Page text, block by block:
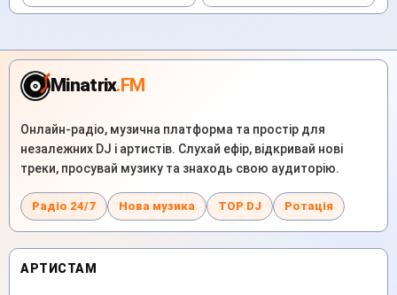
Minatrix.FM
Онлайн-радіо, музична платформа та простір для
незалежних DJ і артистів. Слухай ефір, відкривай нові
треки, просувай музику та знаходь свою аудиторію.
Радіо 24/7 Нова музика TOP DJ Ротація
АРТИСТАМ